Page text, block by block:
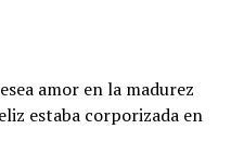
amor en la madurez
estaba corporizada en